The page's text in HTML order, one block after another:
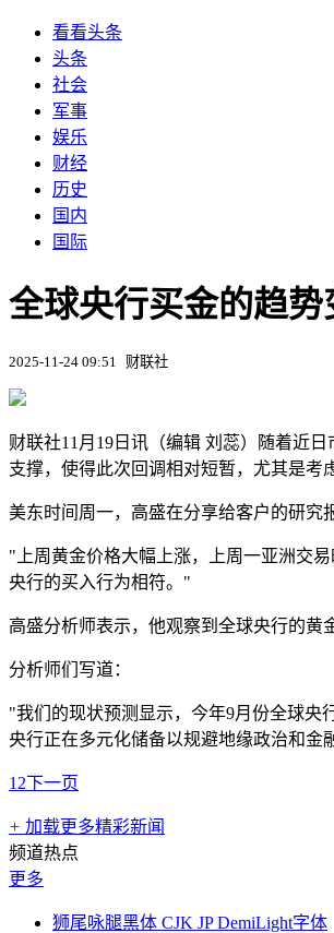
看看头条
头条
社会
军事
娱乐
财经
历史
国内
国际
全球央行买金的趋
2025-11-24 09:51 财联社
财联社11月19日讯（编辑 刘蕊）随着近
支撑，使得此次回调相对短暂，尤其是考
美东时间周一，高盛在分享给客户的研究
"上周黄金价格大幅上涨，上周一亚洲交
央行的买入行为相符。"
高盛分析师表示，他观察到全球央行的黄
分析师们写道：
"我们的现状预测显示，今年9月份全球央
央行正在多元化储备以规避地缘政治和金
1 2下一页
+ 加载更多精彩新闻
频道热点
更多
狮尾咏腿黑体 CJK JP DemiLight字体